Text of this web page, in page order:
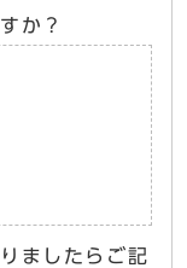
か？
ましたらご記